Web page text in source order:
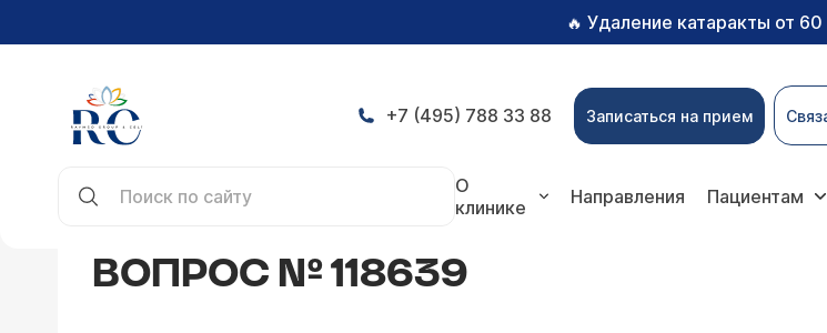
🔥 Удаление катаракты от
+7 (495) 788 33 88 Записаться на прием
О
клинике
Направления Пациентам
ВОПРОС № 118639